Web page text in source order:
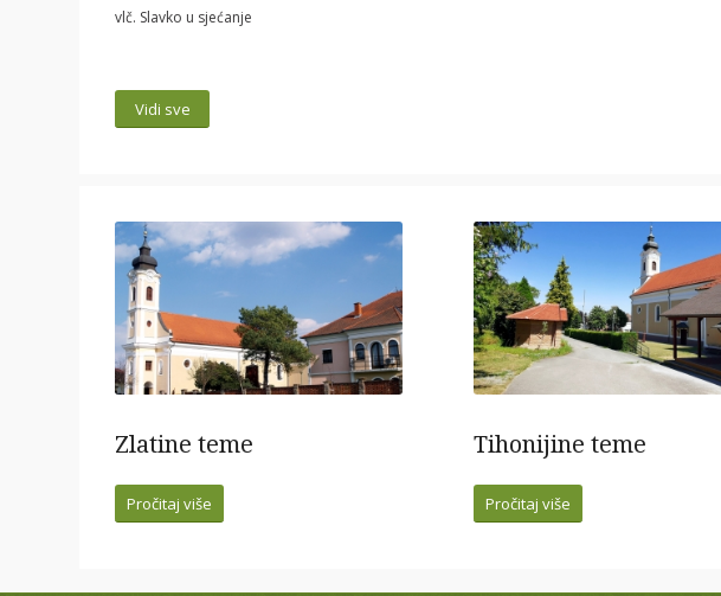
vlč. Slavko u sjećanje
Vidi sve
Zlatine teme
Pročitaj više
Tihonijine teme
Pročitaj više